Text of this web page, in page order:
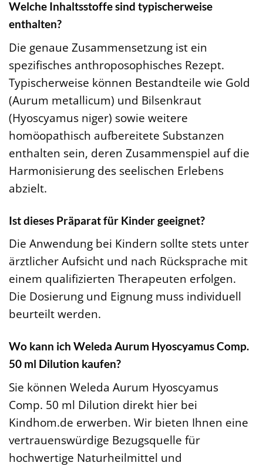
Welche Inhaltsstoffe sind typischerweise
enthalten?
Die genaue Zusammensetzung ist ein
spezifisches anthroposophisches Rezept.
Typischerweise können Bestandteile wie Gold
(Aurum metallicum) und Bilsenkraut
(Hyoscyamus niger) sowie weitere
homöopathisch aufbereitete Substanzen
enthalten sein, deren Zusammenspiel auf die
Harmonisierung des seelischen Erlebens
abzielt.
Ist dieses Präparat für Kinder geeignet?
Die Anwendung bei Kindern sollte stets unter
ärztlicher Aufsicht und nach Rücksprache mit
einem qualifizierten Therapeuten erfolgen.
Die Dosierung und Eignung muss individuell
beurteilt werden.
Wo kann ich Weleda Aurum Hyoscyamus Comp.
50 ml Dilution kaufen?
Sie können Weleda Aurum Hyoscyamus
Comp. 50 ml Dilution direkt hier bei
Kindhom.de erwerben. Wir bieten Ihnen eine
vertrauenswürdige Bezugsquelle für
hochwertige Naturheilmittel und